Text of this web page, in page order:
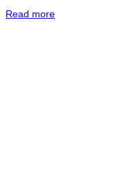
Read more